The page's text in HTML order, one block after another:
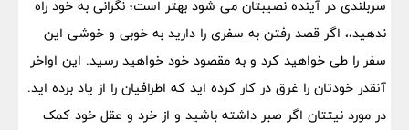
سربلندی در آینده نصیبتان می شود بهتر است؛ نگرانی به خود راه
ندهید،، اگر قصد رفتن به سفری را دارید به خوبی و خوشی این
سفر را طی خواهید کرد و به مقصود خود خواهید رسید. این اواخر
آنقدر خودتان را غرق در کار کرده اید که اطرافیان را از یاد برده اید.
در مورد نیتتان اگر صبر داشته باشید و از خرد و عقل خود کمک